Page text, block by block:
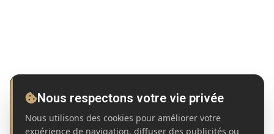
Nous respectons votre vie privée
Nous utilisons des cookies pour améliorer votre
expérience de navigation, diffuser des publicités ou